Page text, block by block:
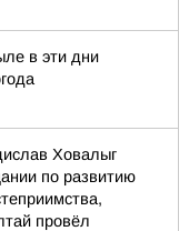
в эти дни
Ховалыг
по развитию
провёл